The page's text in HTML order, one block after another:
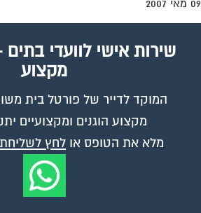
שירות אישי לוועדי בתים
מקצוע
המוקד לדייר של פורטל בית
מקצוע הוגנים ומקצועיים
מלא את הטופס אולחץ לשליחת